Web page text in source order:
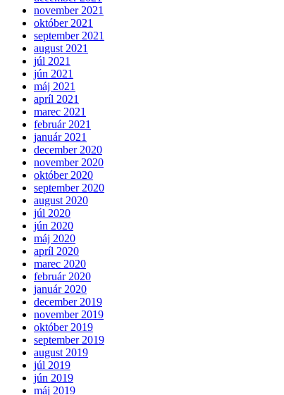
november 2021
október 2021
september 2021
august 2021
júl 2021
jún 2021
máj 2021
apríl 2021
marec 2021
február 2021
január 2021
december 2020
november 2020
október 2020
september 2020
august 2020
júl 2020
jún 2020
máj 2020
apríl 2020
marec 2020
február 2020
január 2020
december 2019
november 2019
október 2019
september 2019
august 2019
júl 2019
jún 2019
máj 2019